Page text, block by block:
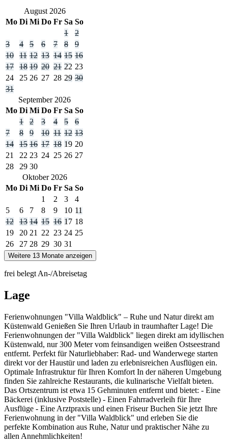
August 2026
Mo Di Mi Do Fr Sa So
1
2
3
4 5 6 7 8
9
10
11 12 13 14 15 16
17
18 19 20 21 22 23
24
25 26 27 28 29 30
31
September 2026
Mo Di Mi Do Fr Sa So
1
2 3 4 5
6
7
8 9 10 11 12 13
14
15 16 17 18 19 20
21
22 23 24 25 26 27
28
29 30
Oktober 2026
Mo Di Mi Do Fr Sa So
1
2 3
4
5
6 7 8 9 10 11
12
13 14 15 16 17 18
19
20 21 22 23 24 25
26
27 28 29 30 31
Weitere 13 Monate anzeigen
frei belegt An-/Abreisetag
Lage
Ferienwohnungen "Villa Waldblick" – Ruhe und Natur direkt am
Küstenwald Genießen Sie Ihren Urlaub in traumhafter Lage! Die
Ferienwohnungen der "Villa Waldblick" liegen direkt am idyllischen
Küstenwald, nur 300 Meter vom feinsandigen weißen Ostseestrand
entfernt. Perfekt für Naturliebhaber: Rad- und Wanderwege starten
direkt vor der Haustür und laden zu erlebnisreichen Ausflügen ein.
Optimale Infrastruktur für Ihren Komfort In der näheren Umgebung
finden Sie zahlreiche Restaurants, die kulinarische Vielfalt bieten.
Das Ortszentrum ist etwa 15 Gehminuten entfernt und bietet: - Eine
Bäckerei (inklusive Poststelle) - Einen Fahrradverleih für Ihre
Ausflüge - Eine Arztpraxis und einen Friseur Buchen Sie jetzt Ihre
Ferienwohnung in der "Villa Waldblick" und erleben Sie die
perfekte Kombination aus Ruhe, Natur und praktischer Nähe zu
allen Annehmlichkeiten!